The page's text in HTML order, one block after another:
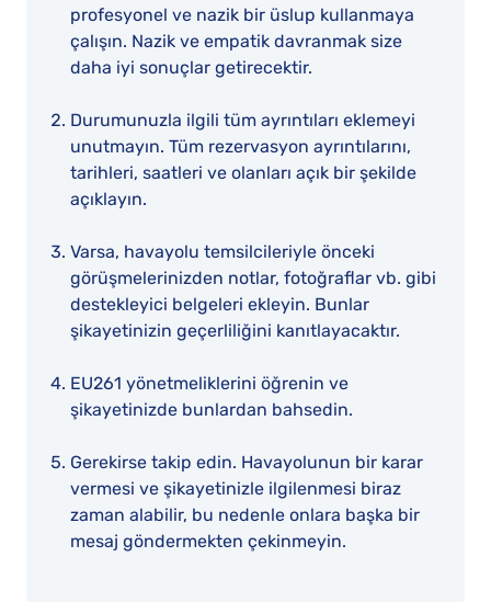
profesyonel ve nazik bir üslup kullanmaya
çalışın. Nazik ve empatik davranmak size
daha iyi sonuçlar getirecektir.
Durumunuzla ilgili tüm ayrıntıları eklemeyi
unutmayın. Tüm rezervasyon ayrıntılarını,
tarihleri, saatleri ve olanları açık bir şekilde
açıklayın.
Varsa, havayolu temsilcileriyle önceki
görüşmelerinizden notlar, fotoğraflar vb. gibi
destekleyici belgeleri ekleyin. Bunlar
şikayetinizin geçerliliğini kanıtlayacaktır.
EU261 yönetmeliklerini öğrenin ve
şikayetinizde bunlardan bahsedin.
Gerekirse takip edin. Havayolunun bir karar
vermesi ve şikayetinizle ilgilenmesi biraz
zaman alabilir, bu nedenle onlara başka bir
mesaj göndermekten çekinmeyin.